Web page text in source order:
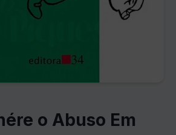
o Abuso Em